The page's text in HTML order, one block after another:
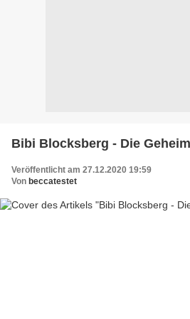
Bibi Blocksberg - Die
Veröffentlicht am 27.12.2020 19:59
Von beccatestet